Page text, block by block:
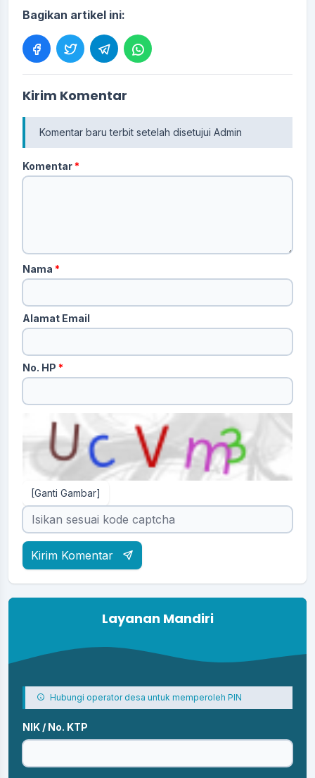
Bagikan artikel ini:
Kirim Komentar
Komentar baru terbit setelah disetujui Admin
Komentar*
Nama *
Alamat Email
No. HP *
[Ganti Gambar]
Kirim Komentar
Layanan Mandiri
Hubungi operator desa untuk memperoleh PIN
NIK / No. KTP